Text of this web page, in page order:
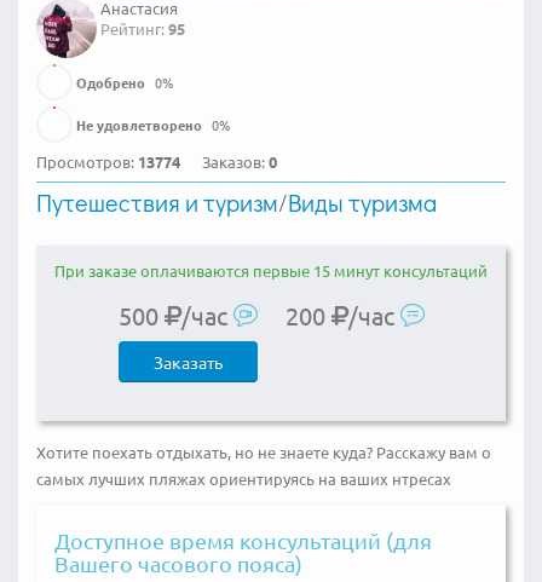
Анастасия
Рейтинг:95
Одобрено 0%
Не удовлетворено 0%
Просмотров: 13774 Заказов:0
Путешествия и туризм/Виды туризма
При заказе оплачиваются первые 15 минут консультаций
500 /час
Заказать
200 /час
Хотите поехать отдыхать, но не знаете куда? Расскажу вам о
самых лучших пляжах ориентируясь на ваших нтресах
Доступное время консультаций (для
Вашего часового пояса)